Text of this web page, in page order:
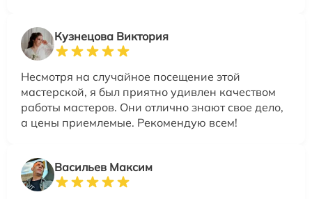
Кузнецова Виктория
Несмотря на случайное посещение этой
мастерской, я был приятно удивлен качеством
работы мастеров. Они отлично знают свое дело,
а цены приемлемые. Рекомендую всем!
Васильев Максим